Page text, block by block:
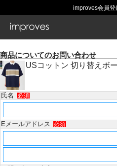
improves会員登
商品についてのお問い合わせ
USコットン 切り替えボ
氏名 必須
Eメールアドレス 必須